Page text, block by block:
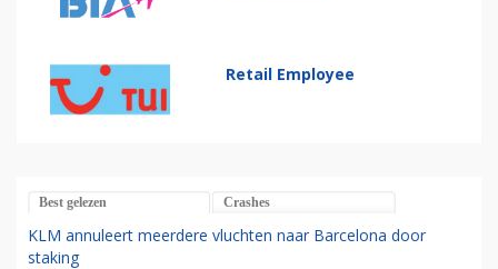
Retail Employee
Best gelezen Crashes
KLM annuleert meerdere vluchten naar Barcelona door
staking